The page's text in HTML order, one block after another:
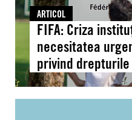
privind
drepturile
omului
ARTICOL
FIFA: Criza
necesitatea
privind